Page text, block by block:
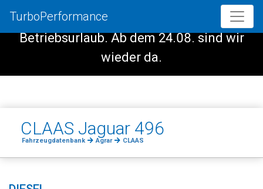
Vom 08.08. - 23.08. haben wir
Betriebsurlaub. Ab dem 24.08. sind wir
wieder da.
TurboPerformance
CLAAS Jaguar 496
Fahrzeugdatenbank Agrar CLAAS